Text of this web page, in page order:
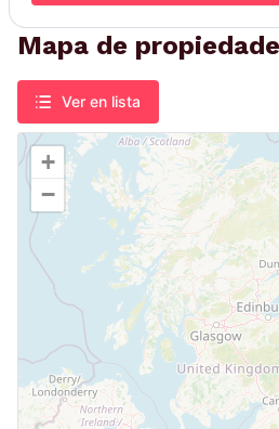
Mapa de
Ver en lista
+
−